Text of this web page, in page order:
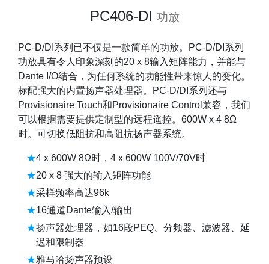
PC406-DI 功放
PC-D/DI系列已不仅是一款简单的功放。PC-D/DI系列
功放具有令人印象深刻的20 x 8输入矩阵能力，并能与
Dante I/O结合，为任何系统的功能性带来惊人的变化。
标配强大的内置扬声器处理器。PC-D/DI系列还与
Provisionaire Touch和Provisionaire Control兼容，我们
可以根据需要提供定制型的远程遥控。600W x 4 8Ω
时。可切换低阻抗和高阻抗扬声器系统。
4 x 600W 8Ω时，4 x 600W 100V/70V时
20 x 8 强大的输入矩阵功能
采样频率高达96k
16通道Dante输入/输出
扬声器处理器，如16段PEQ、分频器、滤波器、延
迟和限制器
雅马哈扬声器预设